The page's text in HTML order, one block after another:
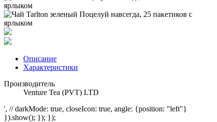
Описание
Характеристики
Производитель
Venture Tea (PVT) LTD
', // darkMode: true, closeIcon: true, angle: {position: "left"}
}).show(); }); });